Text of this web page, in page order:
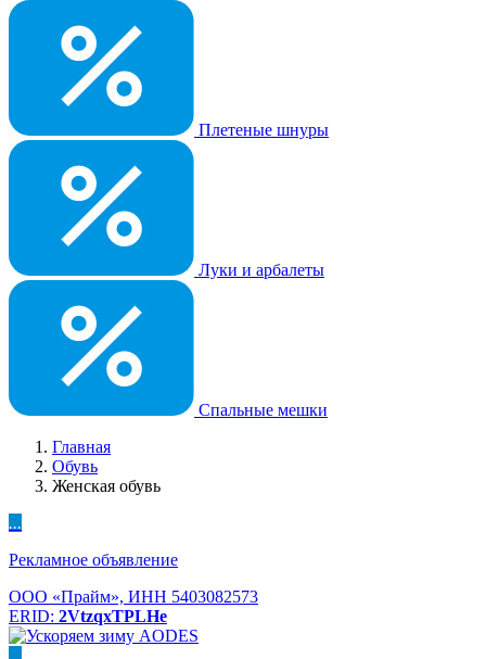
Плетеные шнуры
Луки и арбалеты
Спальные мешки
Главная
Обувь
Женская обувь
...
Рекламное объявление
ООО «Прайм», ИНН 5403082573
ERID: 2VtzqxTPLHe